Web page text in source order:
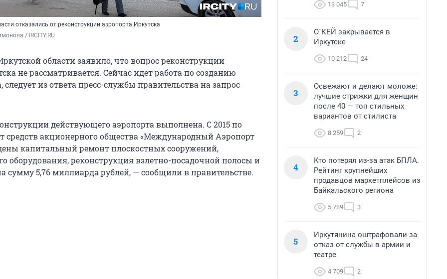
отказались от реконструкции аэропорта Иркутска
/ IRCITY.RU
области заявило, что вопрос реконструкции
не рассматривается. Сейчас идет работа по созданию
следует из ответа пресс-службы правительства на запрос
действующего аэропорта выполнена. С 2015 по
средств акционерного общества «Международный Аэропорт
капитальный ремонт плоскостных сооружений,
оборудования, реконструкция взлетно-посадочной полосы и
сумму 5,76 миллиарда рублей, — сообщили в правительстве.
13 045 7
2
О`КЕЙ закрывается в
Иркутске
10 212 24
3
Освежают и делают моложе:
лучшие стрижки для женщин
после 40 — топ стильных
вариантов от стилиста
8 259 2
4
Кто потерял из-за атак БПЛА.
Рейтинг крупнейших
продавцов маркетплейсов из
Байкальского региона
5 789 3
5
Иркутянина оштрафовали за
отказ от службы в армии и
театре
4 709 2